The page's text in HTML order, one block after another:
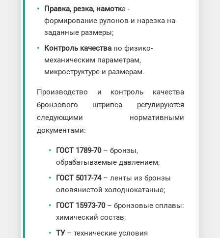
Правка, резка, намотка -
формирование рулонов и нарезка на
заданные размеры;
Контроль качествапо физико-
механическим параметрам,
микроструктуре и размерам.
Производство и контроль качества
бронзового штрипса регулируются
следующими нормативными
документами:
ГОСТ 1789-70– бронзы,
обрабатываемые давлением;
ГОСТ 5017-74– ленты из бронзы
оловянистой холоднокатаные;
ГОСТ 15973-70– бронзовые сплавы:
химический состав;
ТУ– технические условия